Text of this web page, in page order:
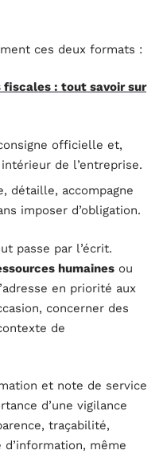
ces deux formats :
fiscales : tout savoir sur
officielle et,
de l’entreprise.
détaille, accompagne
imposer d’obligation.
passe par l’écrit.
humaines ou
en priorité aux
concerner des
de
et note de service
d’une vigilance
traçabilité,
même